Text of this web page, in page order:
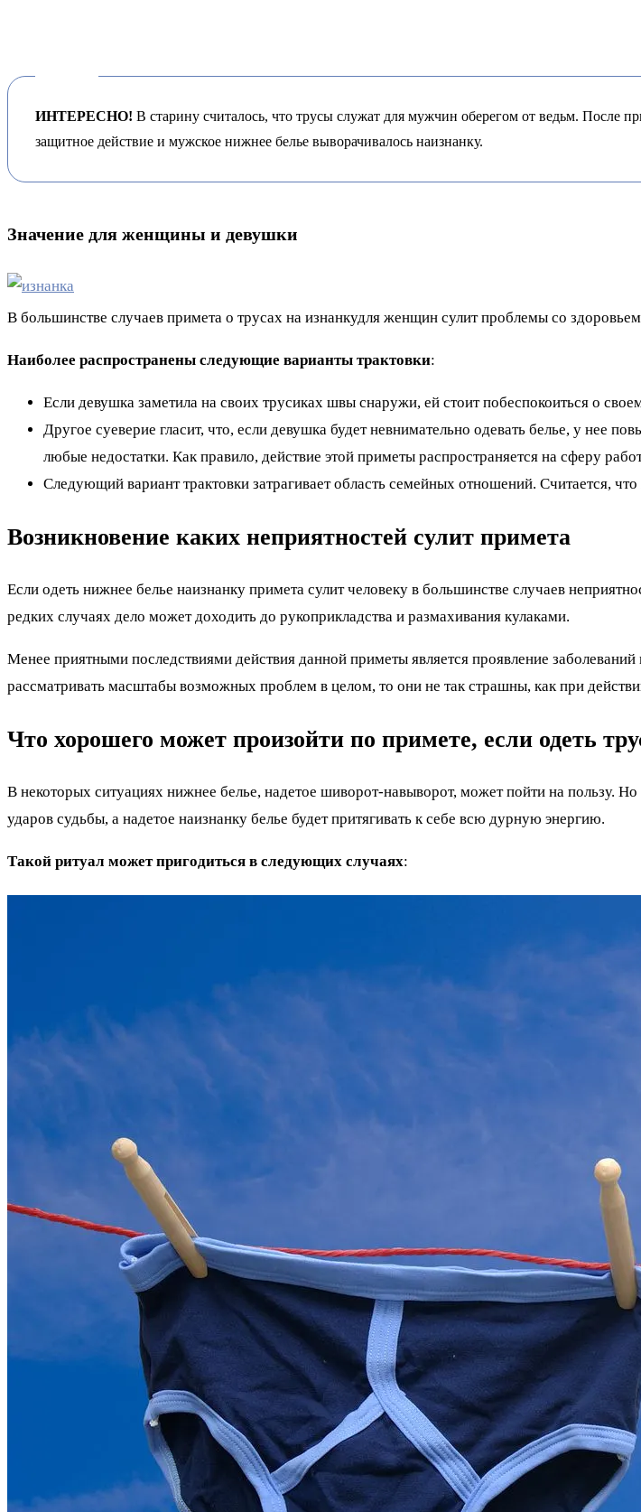
ИНТЕРЕСНО! В старину считалось, что трусы служат для мужчин оберегом от ведьм. После
защитное действие и мужское нижнее белье выворачивалось наизнанку.
Значение для женщины и девушки
В большинстве случаев примета о трусах на изнанкудля женщин сулит проблемы со здоровьем
Наиболее распространены следующие варианты трактовки:
Если девушка заметила на своих трусиках швы снаружи, ей стоит побеспокоиться о
Другое суеверие гласит, что, если девушка будет невнимательно одевать белье, у
любые недостатки. Как правило, действие этой приметы распространяется на сферу
Следующий вариант трактовки затрагивает область семейных отношений. Считается,
Возникновение каких неприятностей сулит примета
Если одеть нижнее белье наизнанку примета сулит человеку в большинстве случаев
редких случаях дело может доходить до рукоприкладства и размахивания кулаками.
Менее приятными последствиями действия данной приметы является проявление
рассматривать масштабы возможных проблем в целом, то они не так страшны, как при
Что хорошего может произойти по примете, если одеть
В некоторых ситуациях нижнее белье, надетое шиворот-навыворот, может пойти на пользу.
ударов судьбы, а надетое наизнанку белье будет притягивать к себе всю дурную энергию.
Такой ритуал может пригодиться в следующих случаях: